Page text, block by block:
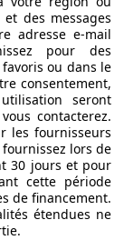
des messages
adresse e-mail
pour des
ou dans le
consentement,
seront
contacterez.
les fournisseurs
lors de
30 jours et pour
cette période
de financement.
étendues ne